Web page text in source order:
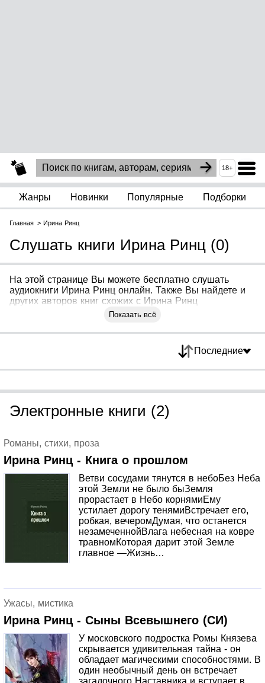
18+
Жанры Новинки Популярные Подборки
Главная Ирина Ринц
Слушать книги Ирина Ринц (0)
На этой странице Вы можете бесплатно слушать
аудиокниги Ирина Ринц онлайн. Также Вы найдете и
других авторов книг схожих с Ирина Ринц
Показать всё
Последние
Электронные книги (2)
Романы, стихи, проза
Ирина Ринц - Книга о прошлом
Ветви сосудами тянутся в небоБез Неба
этой Земли не было быЗемля
прорастает в Небо корнямиЕму
устилает дорогу тенямиВстречает его,
робкая, вечеромДумая, что останется
незамеченнойВлага небесная на ковре
травномКоторая дарит этой Земле
главное —Жизнь…
Ужасы, мистика
Ирина Ринц - Сыны Всевышнего (СИ)
У московского подростка Ромы Князева
скрывается удивительная тайна - он
обладает магическими способностями. В
один необычный день он встречает